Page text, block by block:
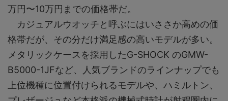
万円〜10万円までの価格帯だ。
カジュアルウオッチと呼ぶにはいささか高めの価
格帯だが、その分だけ満足感の高いモデルが多い。
メタリックケースを採用したG-SHOCK のGMW-
B5000-1JFなど、人気ブランドのラインナップでも
上位機種に位置付けられるモデルや、ハミルトン、